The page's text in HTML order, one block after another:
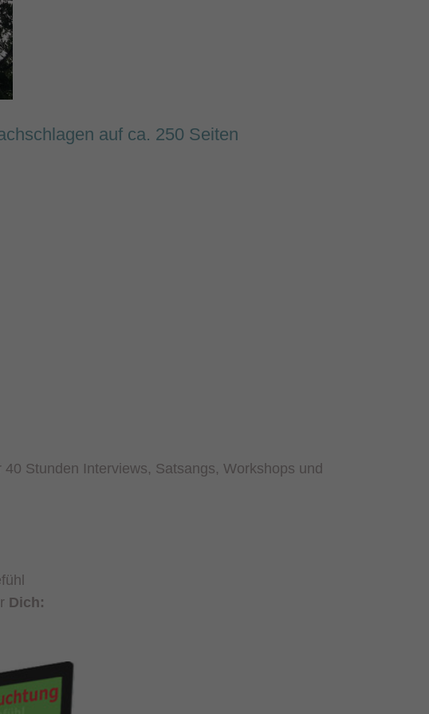
auf ca. 250 Seiten
40 Stunden Interviews, Satsangs, Workshops und
Dich: